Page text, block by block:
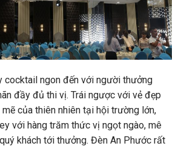
cocktail ngon đến với người thưởng
đầy đủ thi vị. Trái ngược với vẻ đẹp
của thiên nhiên tại hội trường lớn,
với hàng trăm thức vị ngọt ngào, mê
khách tới thưởng. Đèn An Phước rất